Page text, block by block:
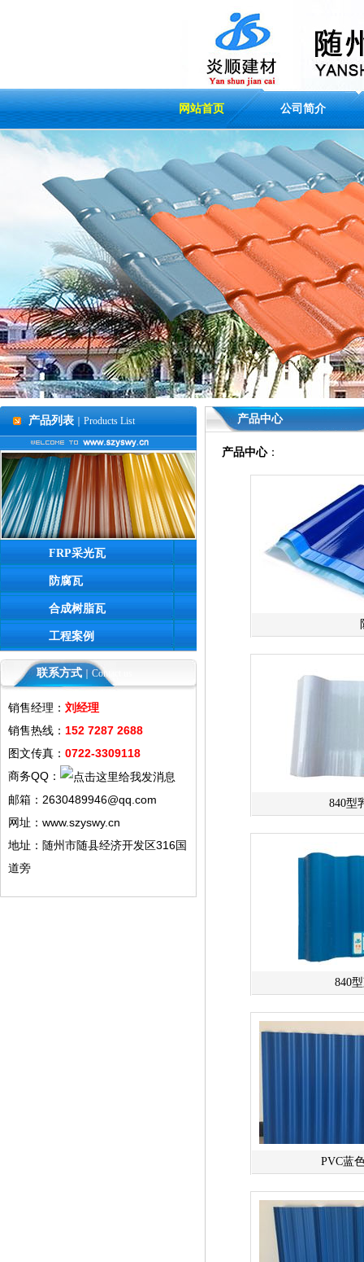
网站首页 公司简介
产品列表 ｜Products List
FRP采光瓦
防腐瓦
合成树脂瓦
工程案例
联系方式 ｜Contact us
销售经理： 刘经理
销售热线： 152 7287 2688
图文传真： 0722-3309118
商务QQ：
邮箱：2630489946@qq.com
网址：www.szyswy.cn
地址：随州市随县经济开发区316国
道旁
产品中心
产品中心：
840型
840
PVC蓝